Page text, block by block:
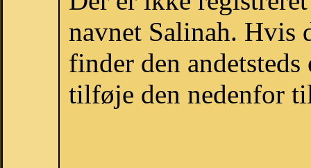
navnet Salinah. Hvis
finder den
tilføje den nedenfor